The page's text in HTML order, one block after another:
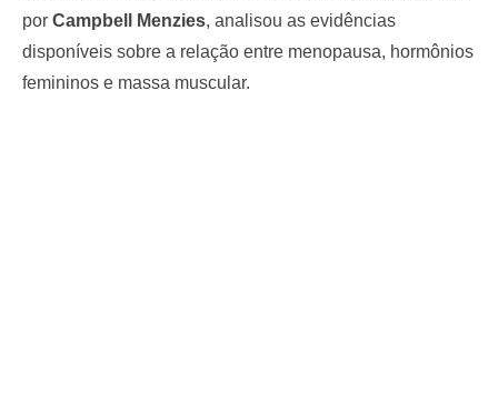
por Campbell Menzies, analisou as evidências
disponíveis sobre a relação entre menopausa, hormônios
femininos e massa muscular.